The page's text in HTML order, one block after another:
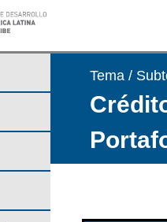
Tema /